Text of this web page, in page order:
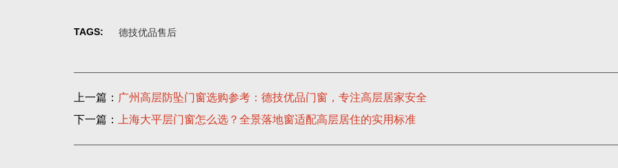
TAGS: 德技优品售后
上一篇： 广州高层防坠门窗选购参考：德技优品门窗，专注高层居家安全
下一篇：
上海大平层门窗怎么选？全景落地窗适配高层居住的实用标准